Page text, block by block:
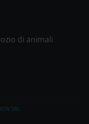
di animali
SRL